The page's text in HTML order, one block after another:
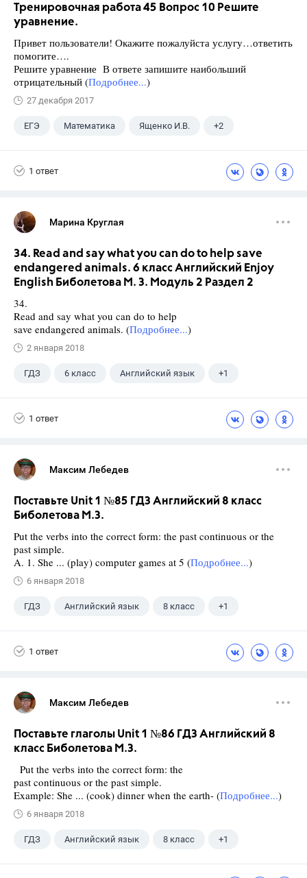
Тренировочная работа 45 Вопрос 10 Решите
уравнение.
Привет пользователи! Окажите пожалуйста услугу…ответить
помогите….
Решите уравнение В ответе запишите наибольший
отрицательный (Подробнее...)
27 декабря 2017
ЕГЭ Математика Ященко И.В. +2
1 ответ
Марина Круглая
34. Read and say what you can do to help save
endangered animals. 6 класс Английский Enjoy
English Биболетова М. З. Модуль 2 Раздел 2
34.
Read and say what you can do to help
save endangered animals. (Подробнее...)
2 января 2018
ГДЗ 6 класс Английский язык +1
1 ответ
Максим Лебедев
Поставьте Unit 1 №85 ГДЗ Английский 8 класс
Биболетова М.З.
Put the verbs into the correct form: the past continuous or the
past simple.
A. 1. She ... (play) computer games at 5 (Подробнее...)
6 января 2018
ГДЗ Английский язык 8 класс +1
1 ответ
Максим Лебедев
Поставьте глаголы Unit 1 №86 ГДЗ Английский 8
класс Биболетова М.З.
Put the verbs into the correct form: the
past continuous or the past simple.
Example: She ... (cook) dinner when the earth- (Подробнее...)
6 января 2018
ГДЗ Английский язык 8 класс +1